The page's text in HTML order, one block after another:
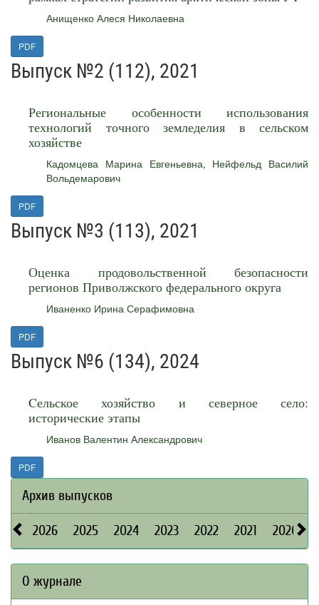
Анищенко Алеся Николаевна
PDF
Выпуск №2 (112), 2021
Региональные особенности использования
технологий точного земледелия в сельском
хозяйстве
Кадомцева Марина Евгеньевна, Нейфельд Василий
Вольдемарович
PDF
Выпуск №3 (113), 2021
Оценка продовольственной безопасности
регионов Приволжского федерального округа
Иваненко Ирина Серафимовна
PDF
Выпуск №6 (134), 2024
Cельское хозяйство и северное село:
исторические этапы
Иванов Валентин Александрович
PDF
Архив выпусков
2026 2025 2024 2023 2022 2021 2020
О журнале